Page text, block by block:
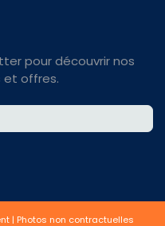
pour découvrir nos
et offres.
| Photos non contractuelles